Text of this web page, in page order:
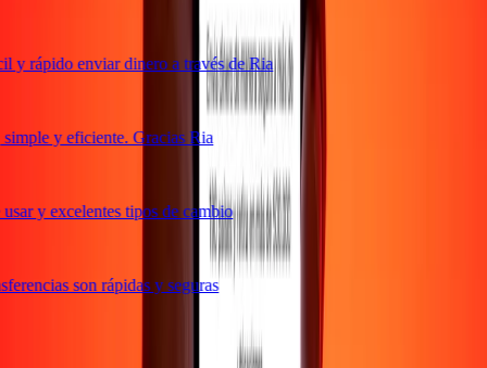
rápido enviar dinero a través de Ria
y eficiente. Gracias Ria
y excelentes tipos de cambio
son rápidas y seguras